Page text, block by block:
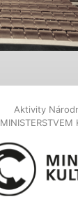
Aktivity
MINISTERSTVEM